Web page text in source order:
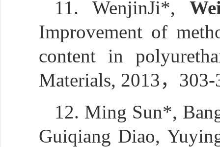
11. WenjinJi*,
Improvement of
content in
Materials, 2013，
12. Ming Sun*,
Guiqiang Diao,